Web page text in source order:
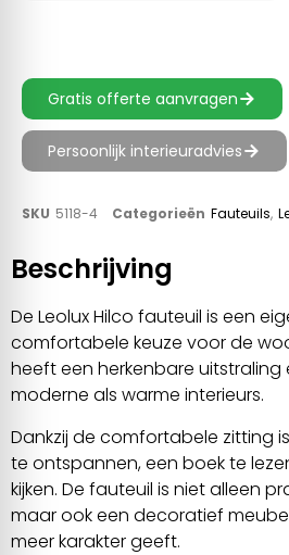
Gratis offerte aanvragen
Persoonlijk interieuradvies
SKU 5118-4 Categorieën Fauteuils,
Beschrijving
De Leolux Hilco fauteuil is een
comfortabele keuze voor de
heeft een herkenbare uitstraling
moderne als warme interieurs.
Dankzij de comfortabele zitting
te ontspannen, een boek te
kijken. De fauteuil is niet alleen
maar ook een decoratief
meer karakter geeft.